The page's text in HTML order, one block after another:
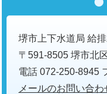
堺市上下水道局 給
〒591-8505 堺市北
電話 072-250-8945
メールのお問い合